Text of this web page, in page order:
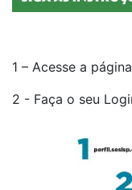
1 – Acesse a
2 - Faça o seu